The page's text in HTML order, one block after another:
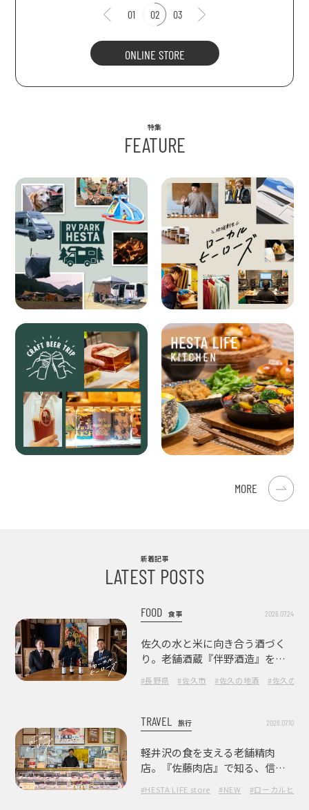
01 02 03
ONLINE STORE
特集
FEATURE
MORE
新着記事
LATEST POSTS
FOOD 食事 2026.07.24
佐久の水と米に向き合う酒づく
り。老舗酒蔵『伴野酒造』を訪
#長野県 #佐久市 #佐久の地酒 #佐久の酒
TRAVEL 旅行 2026.07.10
軽井沢の食を支える老舗精肉
店。『佐藤肉店』で知る、信州
#HESTA LIFE store #NEW #ローカルヒー